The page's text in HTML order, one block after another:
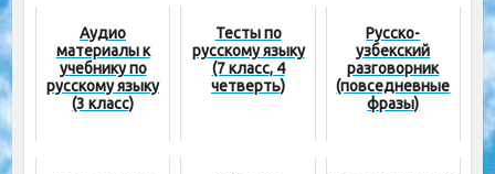
Аудио
материалы к
учебнику по
русскому языку
(3 класс)
Тесты по
русскому языку
(7 класс, 4
четверть)
Русско-
узбекский
разговорник
(повседневные
фразы)